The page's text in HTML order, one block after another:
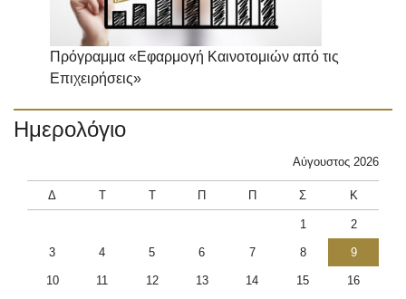
Πρόγραμμα «Εφαρμογή Καινοτομιών από τις
Επιχειρήσεις»
Ημερολόγιο
Αύγουστος 2026
Δ Τ Τ Π Π Σ Κ
1 2
3 4 5 6 7 8 9
10 11 12 13 14 15 16